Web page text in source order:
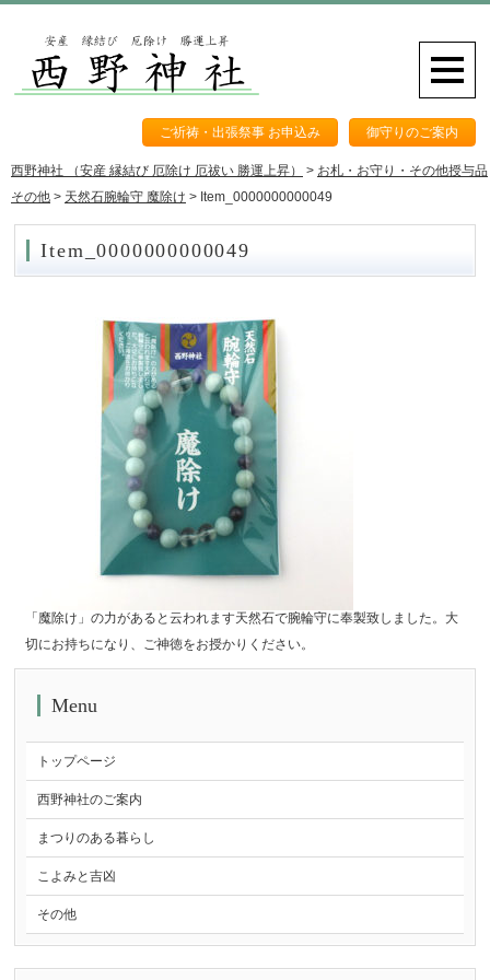
ご祈祷・出張祭事 お申込み 御守りのご案内
西野神社 （安産 縁結び 厄除け 厄祓い 勝運上昇） > お札・お守り・その他授与品
その他 > 天然石腕輪守 魔除け > Item_0000000000049
Item_0000000000049
「魔除け」の力があると云われます天然石で腕輪守に奉製致しました。大
切にお持ちになり、ご神徳をお授かりください。
Menu
トップページ
西野神社のご案内
まつりのある暮らし
こよみと吉凶
その他